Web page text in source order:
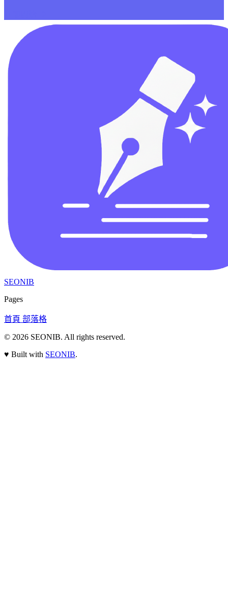
SEONIB
Pages
首頁 部落格
© 2026 SEONIB. All rights reserved.
♥ Built with SEONIB.